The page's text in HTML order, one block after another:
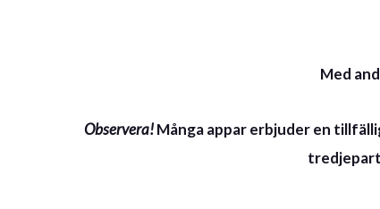
Med
Observera!Många appar erbjuder en